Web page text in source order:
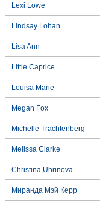
Lexi Lowe
Lindsay Lohan
Lisa Ann
Little Caprice
Louisa Marie
Megan Fox
Michelle Trachtenberg
Melissa Clarke
Christina Uhrinova
Миранда Мэй Керр